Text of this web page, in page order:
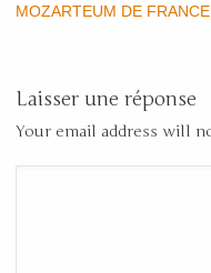
MOZARTEUM DE FRANCE
Laisser une réponse
Your email address will